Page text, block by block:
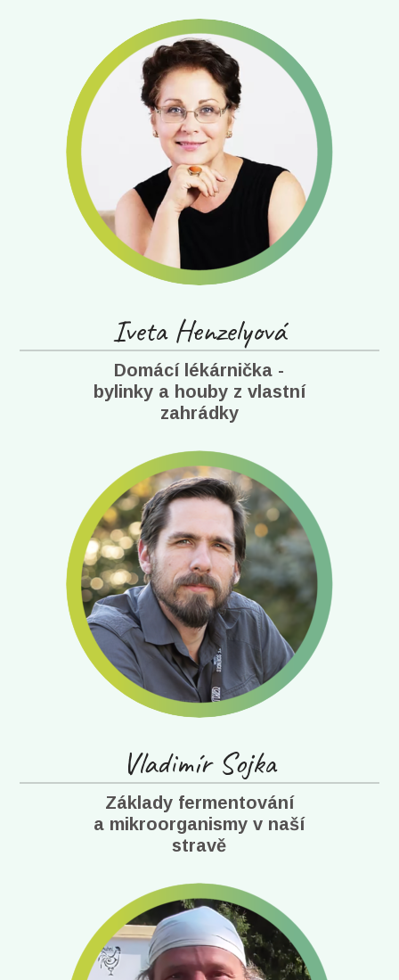
Iveta Henzelyová
Domácí lékárnička -
bylinky a houby z vlastní
zahrádky
Vladimír Sojka
Základy fermentování
a mikroorganismy v naší
stravě